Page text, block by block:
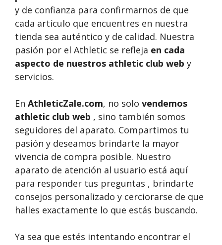
y de confianza para confirmarnos de que
cada artículo que encuentres en nuestra
tienda sea auténtico y de calidad. Nuestra
pasión por el Athletic se refleja en cada
aspecto de nuestros athletic club web y
servicios.
En AthleticZale.com, no solo vendemos
athletic club web , sino también somos
seguidores del aparato. Compartimos tu
pasión y deseamos brindarte la mayor
vivencia de compra posible. Nuestro
aparato de atención al usuario está aquí
para responder tus preguntas , brindarte
consejos personalizado y cerciorarse de que
halles exactamente lo que estás buscando.
Ya sea que estés intentando encontrar el